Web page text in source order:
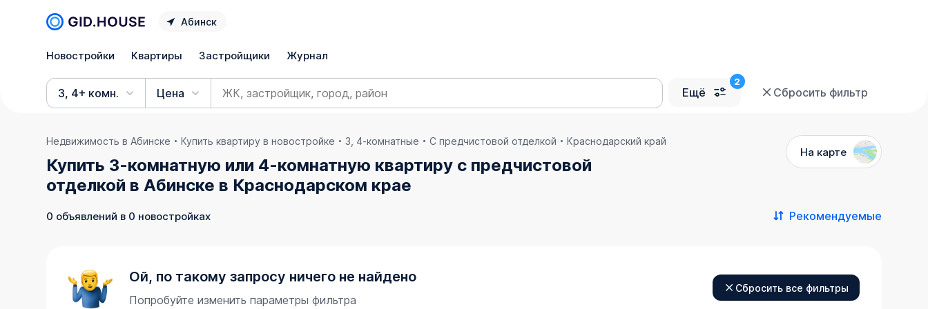
Абинск
Новостройки Квартиры Застройщики Журнал
3, 4+ комн. Цена Ещё Сбросить фильтр
Недвижимость в Абинске Купить квартиру в новостройке 3, 4-комнатные С предчистовой отделкой Краснодарский край
Купить 3-комнатную или 4-комнатную квартиру с предчистовой
отделкой в Абинске в Краснодарском крае
На карте
0 объявлений в 0 новостройках Рекомендуемые
Ой, по такому запросу ничего не найдено
Попробуйте изменить параметры фильтра
Сбросить все фильтры